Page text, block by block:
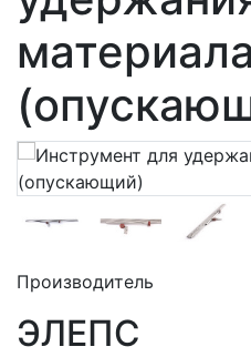
материала
Производитель
ЭЛЕПС